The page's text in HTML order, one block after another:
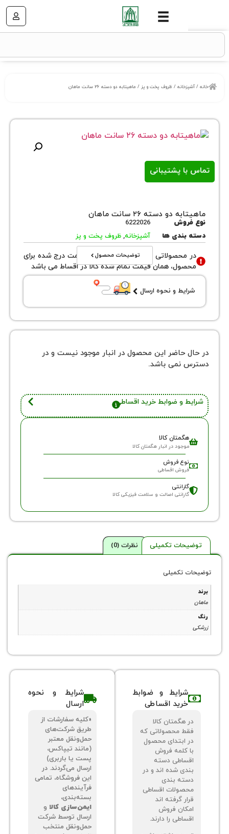
/ظروف پخت و پز/ ماهیتابه دو دسته ۲۶ سانت ماهان
پشتیبانی
دو دسته ۲۶ سانت ماهان
6222026
ها
آشپزخانه, ظروف پخت و پز
توضیحات محصول
محصولاتی با نوع فروش اقساطی قیمت درج شده برای
همان قیمت تمام شده کالا در اقساط می باشد
و نحوه ارسال
حاضر این محصول در انبار موجود نیست و در
نمی باشد.
و ضوابط خرید اقساطی
در انبار هگمتان کالا
اصالت و سلامت فیزیکی کالا
تکمیلی نظرات (0)
تکمیلی
شرایط و ضوابط
خرید اقساطی
محصولاتی که
ابتدای محصول
شده اند و در
اقساطی
را دارند.
شرایط و نحوه
«کلیه سفارشات از
طریق شرکت‌های
حمل‌ونقل معتبر
(مانند تیپاکس،
پست یا باربری)
ارسال می‌گردند. در
این فروشگاه، تمامی
ایمن‌سازی کالاو
ارسال توسط شرکت
حمل‌ونقل منتخب